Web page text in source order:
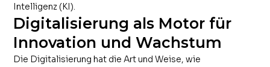
Intelligenz (KI).
Digitalisierung als Motor für
Innovation und Wachstum
Die Digitalisierung hat die Art und Weise, wie